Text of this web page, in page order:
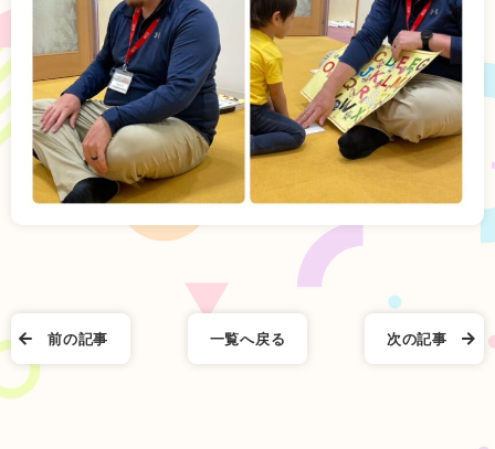
次の記事
一覧へ戻る
前の記事